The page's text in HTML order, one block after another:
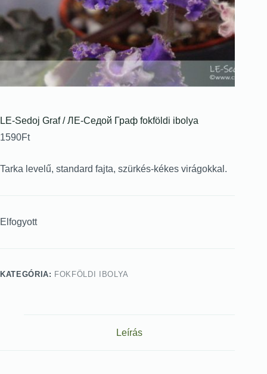
LE-Sedoj Graf / ЛЕ-Седой Граф fokföldi ibolya
1590Ft
Tarka levelű, standard fajta, szürkés-kékes virágokkal.
Elfogyott
KATEGÓRIA: FOKFÖLDI IBOLYA
Leírás